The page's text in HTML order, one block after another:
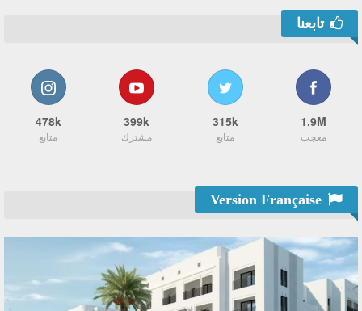
تابعنا
1.9M
معجب
315k
متابع
399k
مشترك
478k
متابع